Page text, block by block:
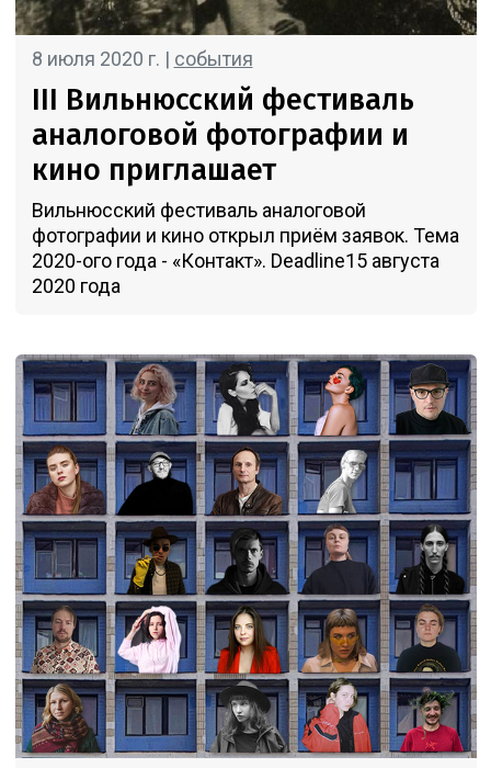
8 июля 2020 г. | события
III Вильнюсский фестиваль
аналоговой фотографии и
кино приглашает
Вильнюсский фестиваль аналоговой
фотографии и кино открыл приём заявок. Тема
2020-ого года - «Контакт». Deadline15 августа
2020 года